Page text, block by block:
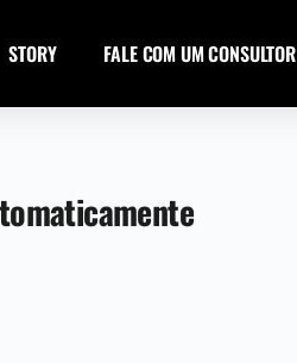
STORY FALE COM UM CONSULTOR